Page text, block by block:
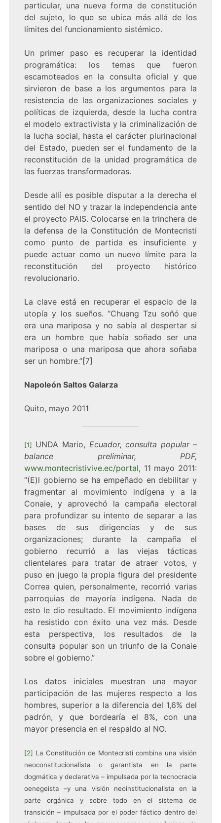
particular, una nueva forma de constitución
del sujeto, lo que se ubica más allá de los
límites del funcionamiento sistémico.
Un primer paso es recuperar la identidad
programática: los temas que fueron
escamoteados en la consulta oficial y que
sirvieron de base a los argumentos para la
resistencia de las organizaciones sociales y
políticas de izquierda, desde la lucha contra
el modelo extractivista y la criminalización de
la lucha social, hasta el carácter plurinacional
del Estado, pueden ser el fundamento de la
reconstitución de la unidad programática de
las fuerzas transformadoras.
Desde allí es posible disputar a la derecha el
sentido del NO y trazar la independencia ante
el proyecto PAIS. Colocarse en la trinchera de
la defensa de la Constitución de Montecristi
como punto de partida es insuficiente y
puede actuar como un nuevo límite para la
reconstitución del proyecto histórico
revolucionario.
La clave está en recuperar el espacio de la
utopía y los sueños. “Chuang Tzu soñó que
era una mariposa y no sabía al despertar si
era un hombre que había soñado ser una
mariposa o una mariposa que ahora soñaba
ser un hombre.”[7]
Napoleón Saltos Galarza
Quito, mayo 2011
[1] UNDA Mario, Ecuador, consulta popular –
balance preliminar, PDF,
www.montecristivive.ec/portal, 11 mayo 2011:
“(E)l gobierno se ha empeñado en debilitar y
fragmentar al movimiento indígena y a la
Conaie, y aprovechó la campaña electoral
para profundizar su intento de separar a las
bases de sus dirigencias y de sus
organizaciones; durante la campaña el
gobierno recurrió a las viejas tácticas
clientelares para tratar de atraer votos, y
puso en juego la propia figura del presidente
Correa quien, personalmente, recorrió varias
parroquias de mayoría indígena. Nada de
esto le dio resultado. El movimiento indígena
ha resistido con éxito una vez más. Desde
esta perspectiva, los resultados de la
consulta popular son un triunfo de la Conaie
sobre el gobierno.”
Losdatos iniciales muestran una mayor
participación de las mujeres respecto a los
hombres, superior a la diferencia del 1,6% del
padrón, y que bordearía el 8%, con una
mayor presencia en el respaldo al NO.
[2] La Constitución de Montecristi combina una visión
neoconstitucionalista o garantista en la parte
dogmática y declarativa – impulsada por la tecnocracia
oenegeista –y una visión neoinstitucionalista en la
parte orgánica y sobre todo en el sistema de
transición – impulsada por el poder fáctico dentro del